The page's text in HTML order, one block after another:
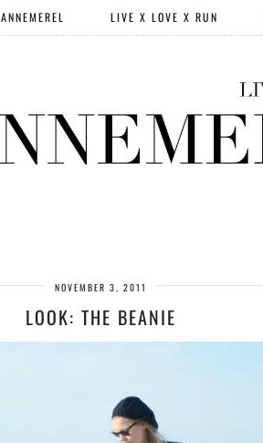
ANNEMEREL LIVE X LOVE X RUN
NOVEMBER 3, 2011
LOOK: THE BEANIE